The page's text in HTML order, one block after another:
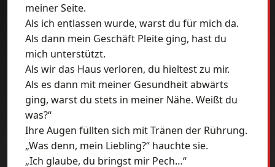
meiner Seite.
Als ich entlassen wurde, warst du für mich da.
Als dann mein Geschäft Pleite ging, hast du
mich unterstützt.
Als wir das Haus verloren, du hieltest zu mir.
Als es dann mit meiner Gesundheit abwärts
ging, warst du stets in meiner Nähe. Weißt du
was?“
Ihre Augen füllten sich mit Tränen der Rührung.
„Was denn, mein Liebling?“ hauchte sie.
„Ich glaube, du bringst mir Pech…“